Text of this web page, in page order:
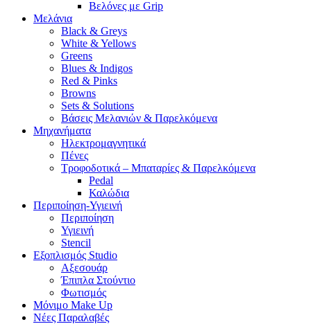
Βελόνες με Grip
Μελάνια
Black & Greys
White & Yellows
Greens
Blues & Indigos
Red & Pinks
Browns
Sets & Solutions
Βάσεις Μελανιών & Παρελκόμενα
Μηχανήματα
Ηλεκτρομαγνητικά
Πένες
Τροφοδοτικά – Μπαταρίες & Παρελκόμενα
Pedal
Καλώδια
Περιποίηση-Υγιεινή
Περιποίηση
Υγιεινή
Stencil
Εξοπλισμός Studio
Αξεσουάρ
Έπιπλα Στούντιο
Φωτισμός
Μόνιμο Make Up
Νέες Παραλαβές